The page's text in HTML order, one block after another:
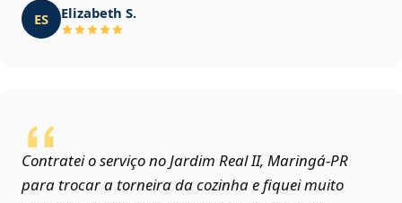
ES Elizabeth S.
Contratei o serviço no Jardim Real II, Maringá‑PR
para trocar a torneira da cozinha e fiquei muito